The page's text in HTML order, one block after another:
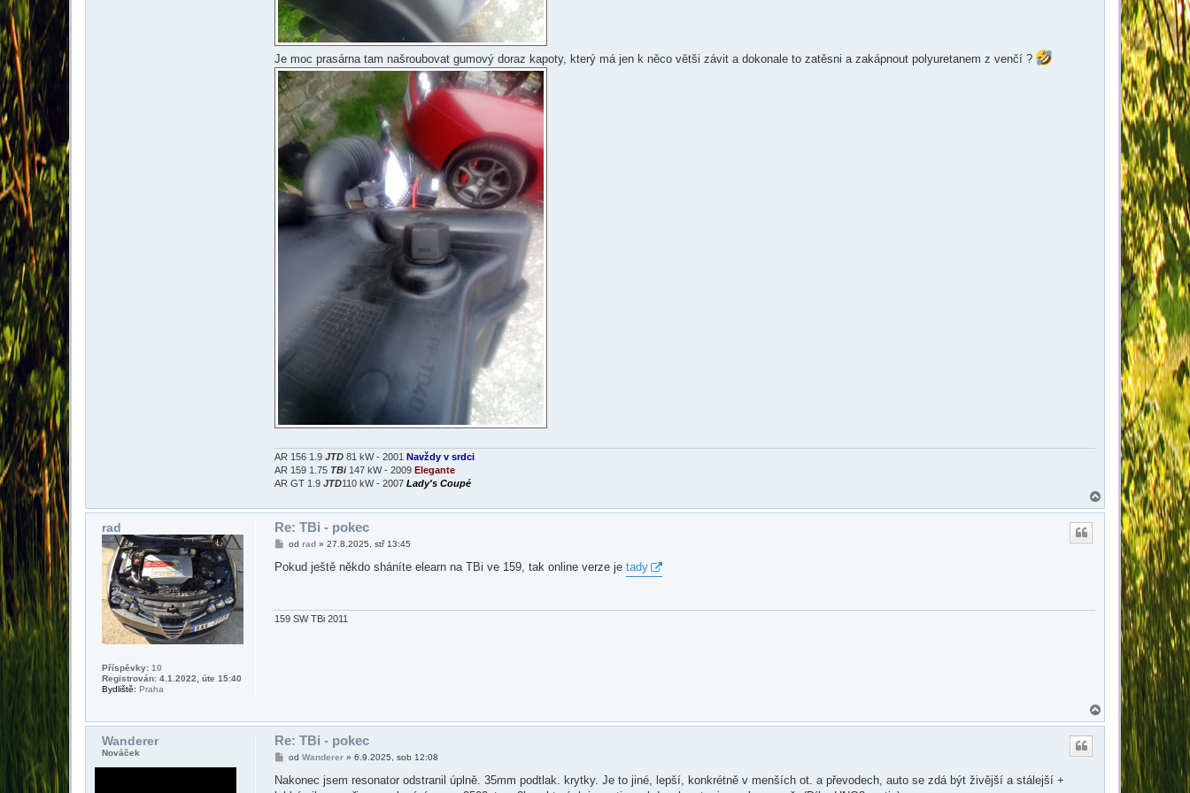
Je moc prasárna tam našroubovat gumový doraz kapoty, který má jen k něco větši závit a dokonale to zatěsni a zakápnout polyuretanem z venčí ?
AR 156 1.9JTD 81 kW - 2001Navždy v srdci
AR 159 1.75 TBi147 kW - 2009Elegante
AR GT 1.9JTD110 kW - 2007Lady's Coupé
a
rad
Příspěvky: 10
Registrován: 4.1.2022, úte 15:40
Bydliště: Praha
Re: TBi - pokec
P
í
e
odrad »27.8.2025, stř 13:45
Pokud ještě někdo sháníte elearn na TBi ve 159, tak online verze jetady
159 SW TBi 2011
a
Wanderer
Nováček
Re: TBi - pokec
P
í
odWanderer »6.9.2025, sob 12:08
Nakonec jsem resonator odstranil úplně. 35mm podtlak. krytky. Je to jiné, lepší, konkrétně v menších ot. a převodech, auto se zdá být živější a stálejší +